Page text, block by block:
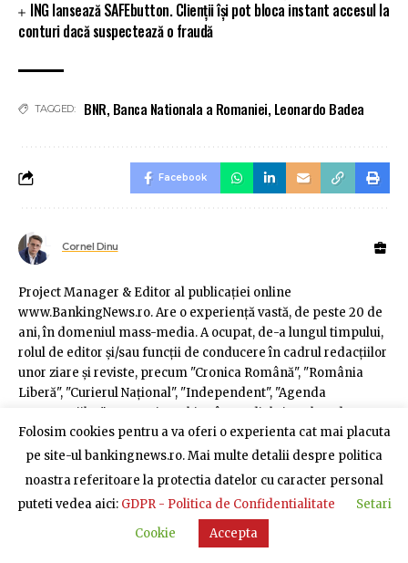
ING lansează SAFEbutton. Clienții își pot bloca instant accesul la
conturi dacă suspectează o fraudă
TAGGED: BNR, Banca Nationala a Romaniei, Leonardo Badea
Facebook
Cornel Dinu
Project Manager & Editor al publicaţiei online
www.BankingNews.ro. Are o experienţă vastă, de peste 20 de
ani, în domeniul mass-media. A ocupat, de-a lungul timpului,
rolul de editor şi/sau funcţii de conducere în cadrul redacţiilor
unor ziare şi reviste, precum "Cronica Română", "România
Liberă", "Curierul Naţional", "Independent", "Agenda
Construcţiilor" etc. Se simte bine în mediul virtual, unde a
dezvoltat numeroase proiecte, fiind fondator sau co-fondator
al www.ghiseulbancar.ro, www.banisiafaceri.ro,
www.bankingjobs.ro şi www.cafeneauabancara.ro.
Folosim cookies pentru a va oferi o experienta cat mai placuta
pe site-ul bankingnews.ro. Mai multe detalii despre politica
noastra referitoare la protectia datelor cu caracter personal
puteti vedea aici: GDPR - Politica de Confidentialitate
Setari
Cookie
Accepta